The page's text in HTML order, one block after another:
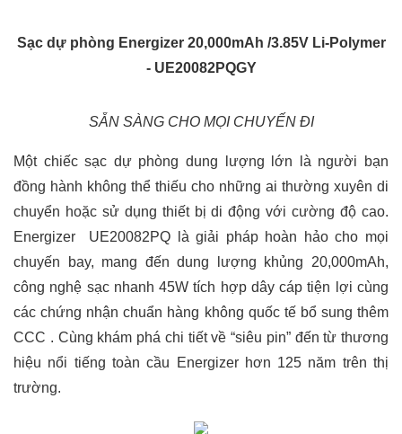
Sạc dự phòng Energizer 20,000mAh /3.85V Li-Polymer
- UE20082PQGY
SẴN SÀNG CHO MỌI CHUYẾN ĐI
Một chiếc sạc dự phòng dung lượng lớn là người bạn
đồng hành không thể thiếu cho những ai thường xuyên di
chuyển hoặc sử dụng thiết bị di động với cường độ cao.
Energizer UE20082PQ là giải pháp hoàn hảo cho mọi
chuyến bay, mang đến dung lượng khủng 20,000mAh,
công nghệ sạc nhanh 45W tích hợp dây cáp tiện lợi cùng
các chứng nhận chuẩn hàng không quốc tế bổ sung thêm
CCC . Cùng khám phá chi tiết về “siêu pin” đến từ thương
hiệu nổi tiếng toàn cầu Energizer hơn 125 năm trên thị
trường.